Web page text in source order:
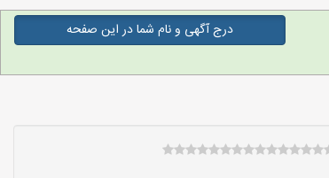
درج آگهی و نام شما در این صفحه